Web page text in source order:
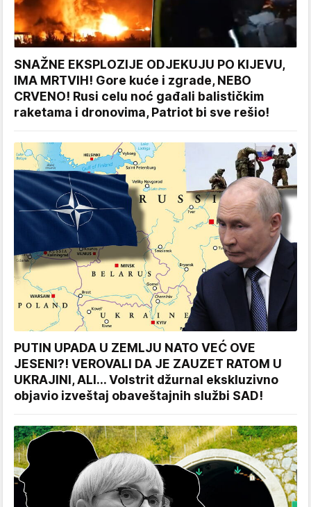
SNAŽNE EKSPLOZIJE ODJEKUJU PO KIJEVU,
IMA MRTVIH! Gore kuće i zgrade, NEBO
CRVENO! Rusi celu noć gađali balističkim
raketama i dronovima, Patriot bi sve rešio!
PUTIN UPADA U ZEMLJU NATO VEĆ OVE
JESENI?! VEROVALI DA JE ZAUZET RATOM U
UKRAJINI, ALI... Volstrit džurnal ekskluzivno
objavio izveštaj obaveštajnih službi SAD!